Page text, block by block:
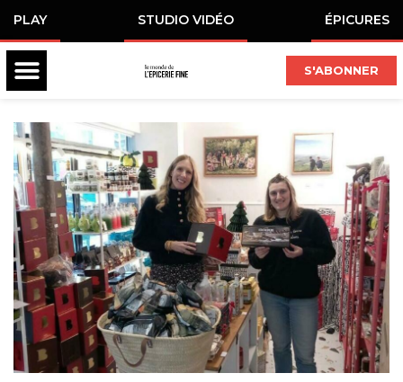
PLAY STUDIO VIDÉO ÉPICURES
S'ABONNER